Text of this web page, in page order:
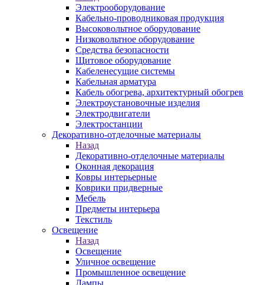
Электрооборудование
Кабельно-проводниковая продукция
Высоковольтное оборудование
Низковольтное оборудование
Средства безопасности
Щитовое оборудование
Кабеленесущие системы
Кабельная арматура
Кабель обогрева, архитектурный обогрев
Электроустановочные изделия
Электродвигатели
Электростанции
Декоративно-отделочные материалы
Назад
Декоративно-отделочные материалы
Оконная декорация
Ковры интерьерные
Коврики придверные
Мебель
Предметы интерьера
Текстиль
Освещение
Назад
Освещение
Уличное освещение
Промышленное освещение
Лампы